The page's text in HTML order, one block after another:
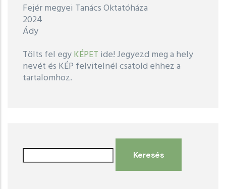
Fejér megyei Tanács Oktatóháza
2024
Ády
Tölts fel egyKÉPET ide! Jegyezd meg a hely
nevét és KÉP felvitelnél csatold ehhez a
tartalomhoz.